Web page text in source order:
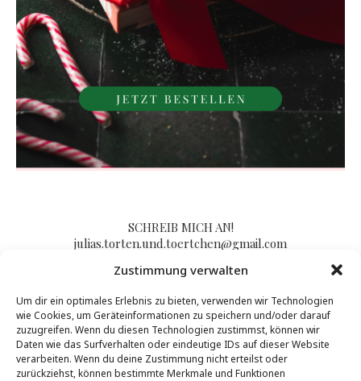
Zustimmung verwalten
Um dir ein optimales Erlebnis zu bieten, verwenden wir Technologien
wie Cookies, um Geräteinformationen zu speichern und/oder darauf
zuzugreifen. Wenn du diesen Technologien zustimmst, können wir
Daten wie das Surfverhalten oder eindeutige IDs auf dieser Website
verarbeiten. Wenn du deine Zustimmung nicht erteilst oder
zurückziehst, können bestimmte Merkmale und Funktionen
SCHREIB MICH AN!
julias.torten.und.toertchen@gmail.com
Impressum/Kontakt & Datenschutzerklärung